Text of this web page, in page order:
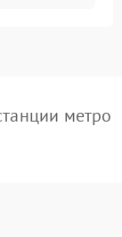
метро